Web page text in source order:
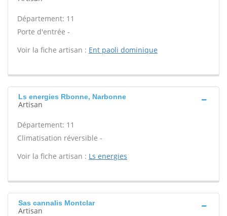
Département: 11
Porte d'entrée -
Voir la fiche artisan : Ent paoli dominique
Ls energies Rbonne, Narbonne
Artisan
Département: 11
Climatisation réversible -
Voir la fiche artisan : Ls energies
Sas cannalis Montclar
Artisan